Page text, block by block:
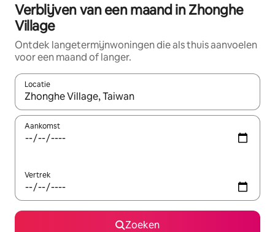
Verblijven van een maand in Zhonghe
Village
Ontdek langetermijnwoningen die als thuis aanvoelen
voor een maand of langer.
Locatie
Wanneer er resultaten beschikbaar zijn, maak je een keuze
Aankomst
Vertrek
Zoeken